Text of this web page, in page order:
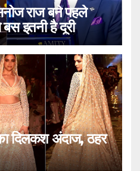
राज बने पहले
इतनी है दूरी
दिलकश अंदाज, ठहर